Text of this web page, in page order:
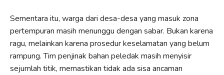
Sementara itu, warga dari desa-desa yang masuk zona
pertempuran masih menunggu dengan sabar. Bukan karena
ragu, melainkan karena prosedur keselamatan yang belum
rampung. Tim penjinak bahan peledak masih menyisir
sejumlah titik, memastikan tidak ada sisa ancaman